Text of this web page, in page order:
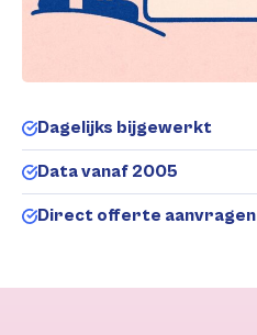
Dagelijks bijgewerkt
Data vanaf 2005
Direct offerte aanvragen